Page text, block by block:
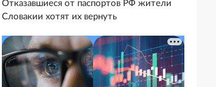
Отказавшиеся от паспортов РФ жители
Словакии хотят их вернуть